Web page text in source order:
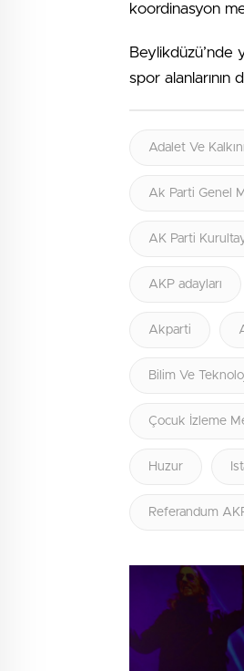
koordinasyon
Beylikdüzü’nde
spor alanlarının
Adalet Ve
Ak Parti Genel
AK Parti
AKP adayları
Akparti
Bilim Ve
Çocuk İzleme
Huzur
Referandum